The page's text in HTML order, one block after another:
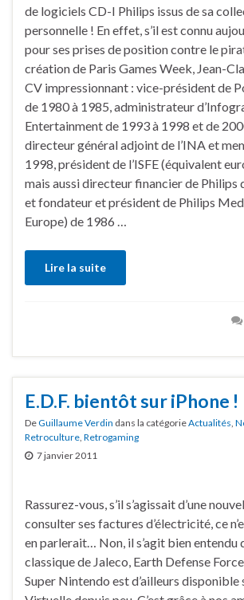
de logiciels CD-I Philips issus de sa
personnelle ! En effet, s’il est connu
pour ses prises de position contre le
création de Paris Games Week, Jean-
CV impressionnant : vice-président de
de 1980 à 1985, administrateur
Entertainment de 1993 à 1998 et de
directeur général adjoint de l’INA et
1998, président de l’ISFE (équivalent
mais aussi directeur financier de Philips
et fondateur et président de Philips
Europe) de 1986 …
Lire la suite
E.D.F. bientôt sur iPhone !
DeGuillaume Verdin dans la catégorieActualités,
Retroculture, Retrogaming
7 janvier 2011
Rassurez-vous, s’il s’agissait d’une
consulter ses factures d’électricité, ce
en parlerait… Non, il s’agit bien entendu
classique de Jaleco, Earth Defense
Super Nintendo est d’ailleurs disponible